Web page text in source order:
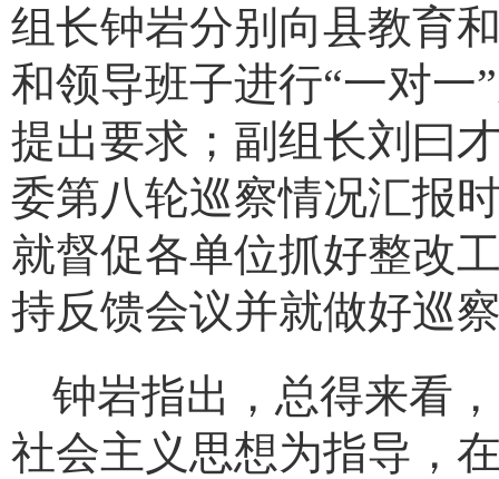
组长钟岩分别向县教育
和领导班子进行“一对一
提出要求 ；副组长刘曰
委第八轮巡察情况汇报
就督促各单位抓好整改
持反馈会议并就做好巡
钟岩指出，总得来看
社会主义思想为指导，